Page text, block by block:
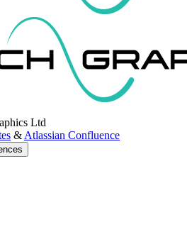
Ltd
& Atlassian Confluence